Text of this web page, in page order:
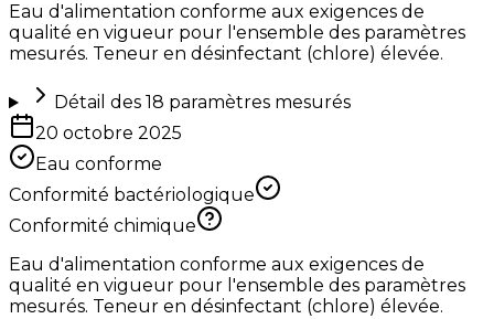
Eau d'alimentation conforme aux exigences de
qualité en vigueur pour l'ensemble des paramètres
mesurés. Teneur en désinfectant (chlore) élevée.
Détail des 18 paramètres mesurés
20 octobre 2025
Eau conforme
Conformité bactériologique
Conformité chimique
Eau d'alimentation conforme aux exigences de
qualité en vigueur pour l'ensemble des paramètres
mesurés. Teneur en désinfectant (chlore) élevée.